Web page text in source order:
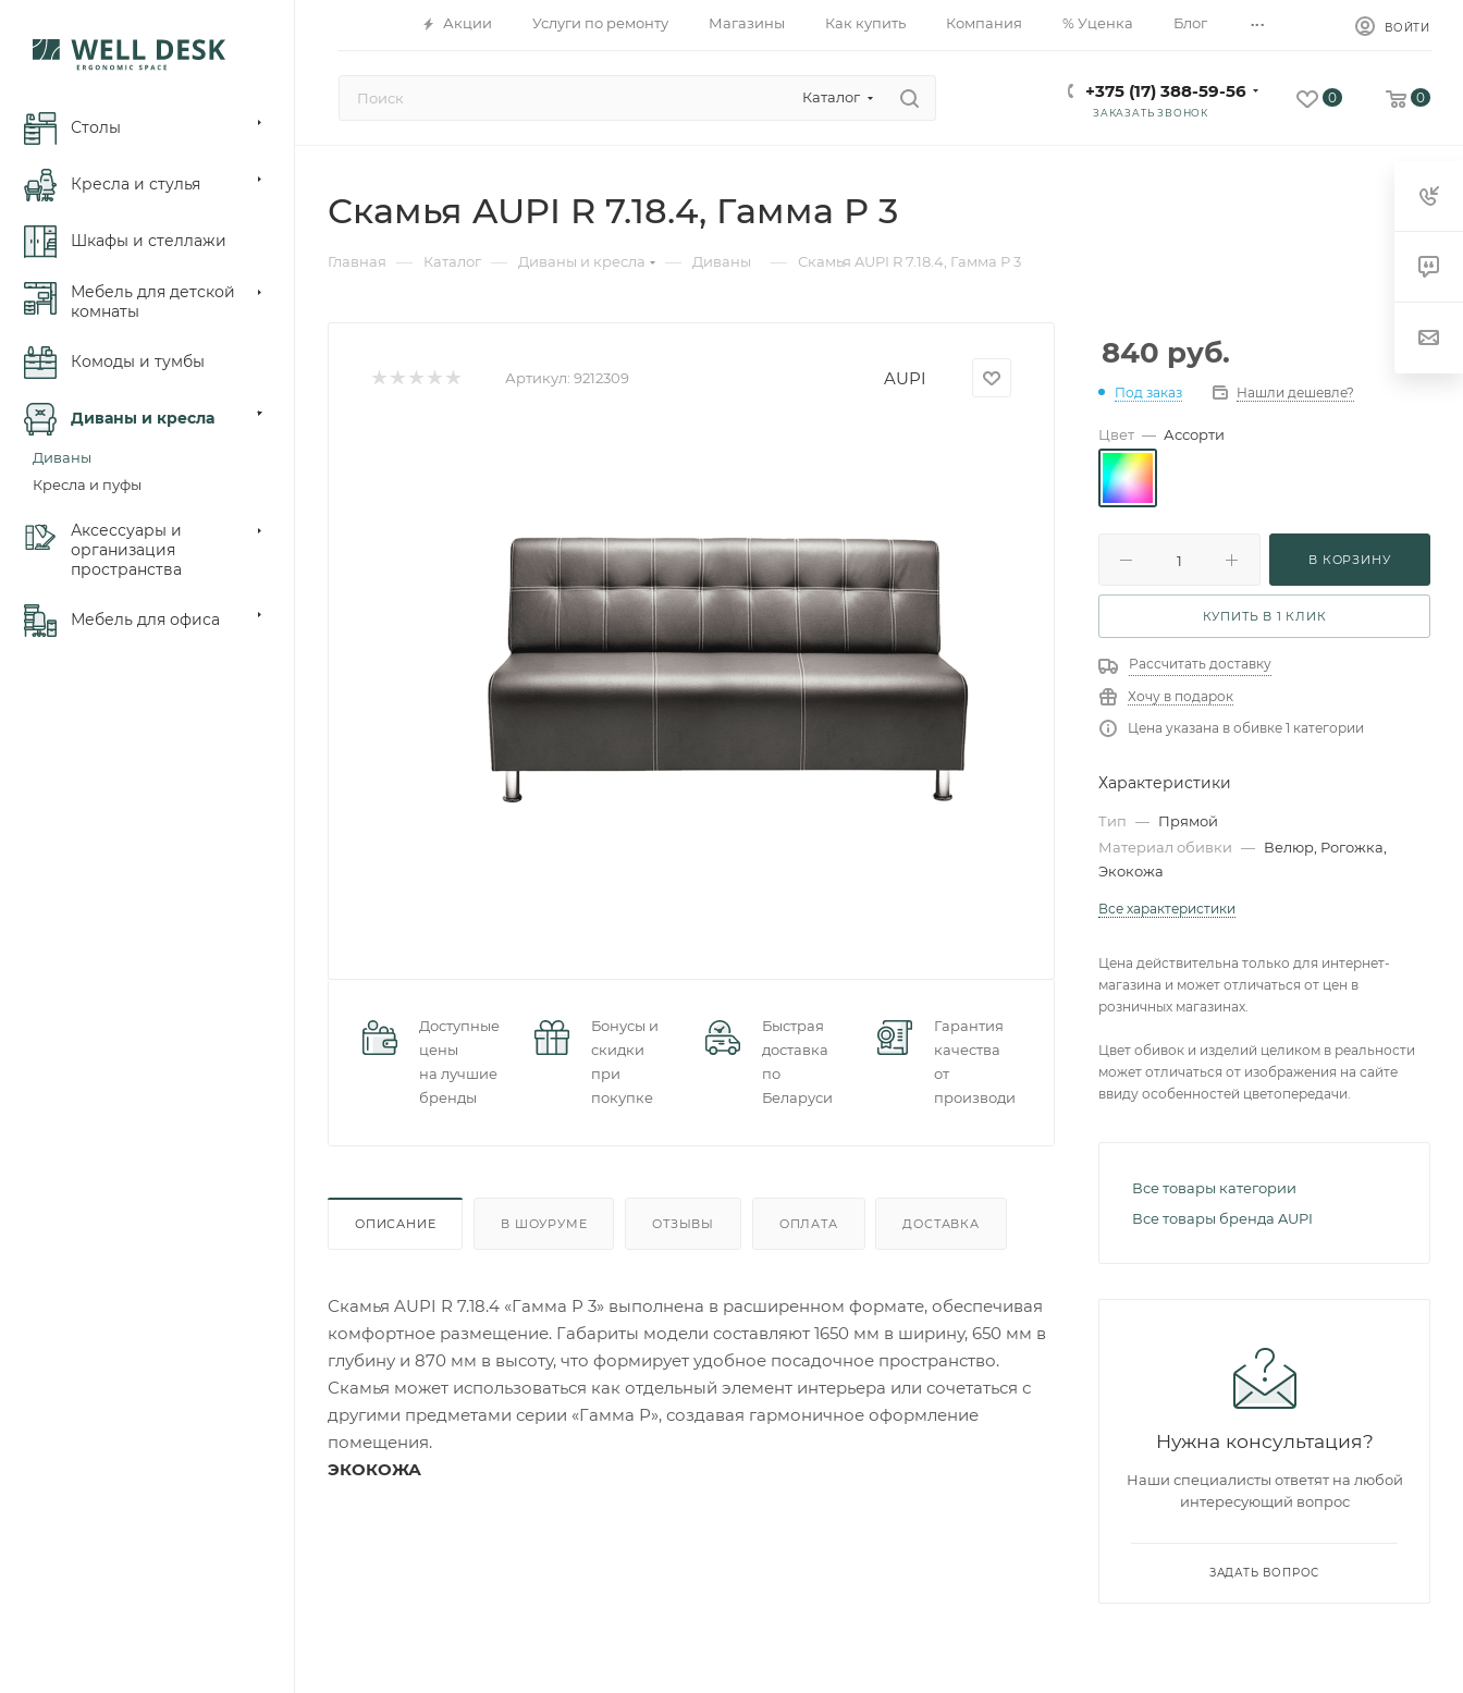
Акции Услуги по ремонту Магазины Как купить Компания % Уценка Блог ... ВОЙТИ
Каталог +375 (17) 388-59-56
ЗАКАЗАТЬ ЗВОНОК
0 0
Столы
Кресла и стулья
Шкафы и стеллажи
Мебель для детской
комнаты
Комоды и тумбы
Диваны и кресла
Диваны
Кресла и пуфы
Аксессуары и
организация
пространства
Мебель для офиса
Скамья AUPI R 7.18.4, Гамма Р 3
Главная — Каталог — Диваны и кресла — Диваны — Скамья AUPI R 7.18.4, Гамма Р 3
Артикул: 9212309 AUPI
Доступные
цены
на лучшие
бренды
Бонусы и
скидки
при
покупке
Быстрая
доставка
по
Беларуси
Гарантия
качества
от
производителей
ОПИСАНИЕ В ШОУРУМЕ ОТЗЫВЫ ОПЛАТА ДОСТАВКА
Скамья AUPI R 7.18.4 «Гамма Р 3» выполнена в расширенном формате, обеспечивая
комфортное размещение. Габариты модели составляют 1650 мм в ширину, 650 мм в
глубину и 870 мм в высоту, что формирует удобное посадочное пространство.
Скамья может использоваться как отдельный элемент интерьера или сочетаться с
другими предметами серии «Гамма Р», создавая гармоничное оформление
помещения.
ЭКОКОЖА
840 руб.
Под заказ Нашли дешевле?
Цвет — Ассорти
В КОРЗИНУ
КУПИТЬ В 1 КЛИК
Рассчитать доставку
Хочу в подарок
Цена указана в обивке 1 категории
Характеристики
Тип — Прямой
Материал обивки — Велюр, Рогожка,
Экокожа
Все характеристики
Цена действительна только для интернет-
магазина и может отличаться от цен в
розничных магазинах.
Цвет обивок и изделий целиком в реальности
может отличаться от изображения на сайте
ввиду особенностей цветопередачи.
Все товары категории
Все товары бренда AUPI
Нужна консультация?
Наши специалисты ответят на любой
интересующий вопрос
ЗАДАТЬ ВОПРОС